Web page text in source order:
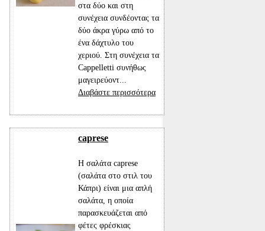
στα δύο και στη
συνέχεια συνδέοντας τα
δύο άκρα γύρω από το
ένα δάχτυλο του
χεριού. Στη συνέχεια τα
Cappelletti συνήθως
μαγειρεύοντ...
Διαβάστε περισσότερα
caprese
Η σαλάτα caprese
(σαλάτα στο στιλ του
Κάπρι) είναι μια απλή
σαλάτα, η οποία
παρασκευάζεται από
φέτες φρέσκιας